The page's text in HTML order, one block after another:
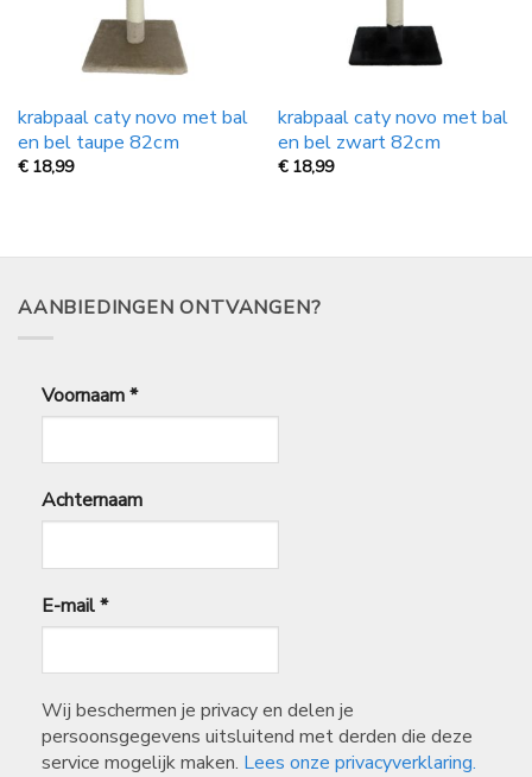
krabpaal caty novo met bal
en bel taupe 82cm
€ 18,99
krabpaal caty novo met bal
en bel zwart 82cm
€ 18,99
AANBIEDINGEN ONTVANGEN?
Voornaam*
Achternaam
E-mail*
Wij beschermen je privacy en delen je
persoonsgegevens uitsluitend met derden die deze
service mogelijk maken. Lees onze privacyverklaring.